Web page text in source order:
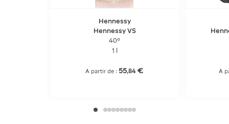
Hennessy
Hennessy VS
40°
1 l
A partir de : 55,84 € A